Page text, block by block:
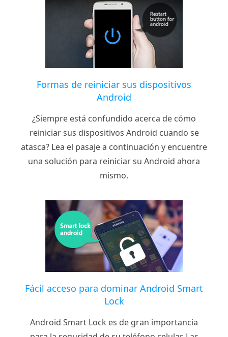
Formas de reiniciar sus dispositivos
Android
¿Siempre está confundido acerca de cómo
reiniciar sus dispositivos Android cuando se
atasca? Lea el pasaje a continuación y encuentre
una solución para reiniciar su Android ahora
mismo.
Fácil acceso para dominar Android Smart
Lock
Android Smart Lock es de gran importancia